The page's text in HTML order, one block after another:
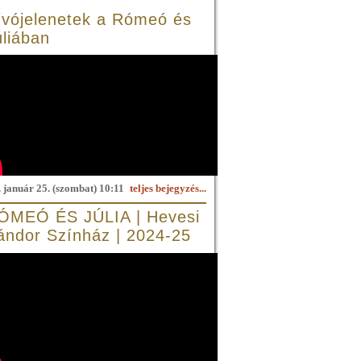
a Rómeó és
teljes bejegyzés...
január 25. (szombat) 10:11
ÉS JÚLIA | Hevesi
Színház | 2024-25